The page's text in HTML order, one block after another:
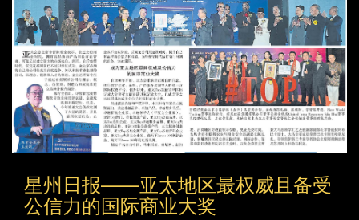
星州日报——亚太地区最权威且备受
公信力的国际商业大奖